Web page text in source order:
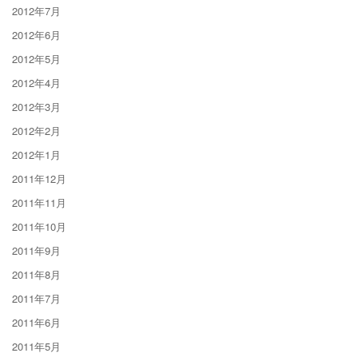
2012年7月
2012年6月
2012年5月
2012年4月
2012年3月
2012年2月
2012年1月
2011年12月
2011年11月
2011年10月
2011年9月
2011年8月
2011年7月
2011年6月
2011年5月